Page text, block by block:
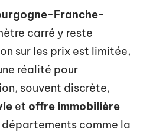
Franche-
carré y reste
sur les prix est limitée,
réalité pour
souvent discrète,
et offre immobilière
départements comme la